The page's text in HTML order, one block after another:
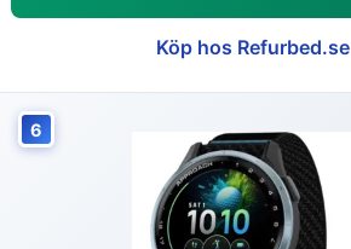
Köp hos Refurbed.se
6